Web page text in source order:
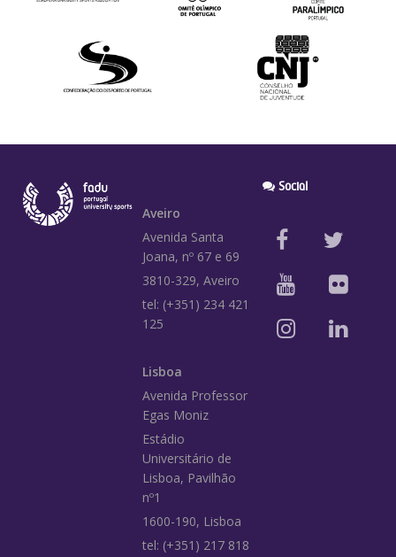
Aveiro
Avenida Santa
Joana, nº 67 e 69
3810-329, Aveiro
tel: (+351) 234 421
125
Lisboa
Avenida Professor
Egas Moniz
Estádio
Universitário de
Lisboa, Pavilhão
nº1
1600-190, Lisboa
tel: (+351) 217 818
Social